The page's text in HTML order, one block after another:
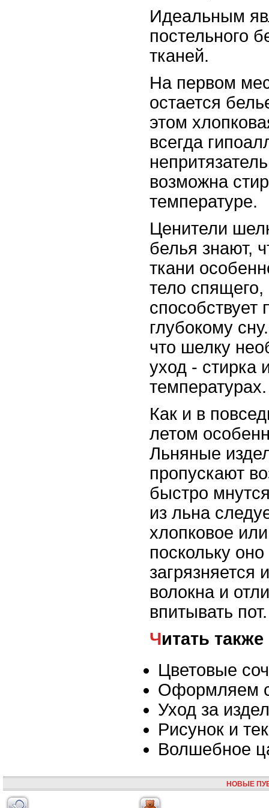
Идеальным
постельного
тканей.
На первом
остается
этом
всегда
возможна
температуре.
Ценители
белья знают,
ткани
тело спящего,
способствует
глубокому
что шелку
уход - стирка
температурах.
Как и в
летом
Льняные
пропускают
быстро
из льна
хлопковое
поскольку
загрязняется
волокна и
впитывать пот.
Читать также
Цветовые
Оформляем
Уход за
Рисунок и
Волшебное
НОВЫЕ